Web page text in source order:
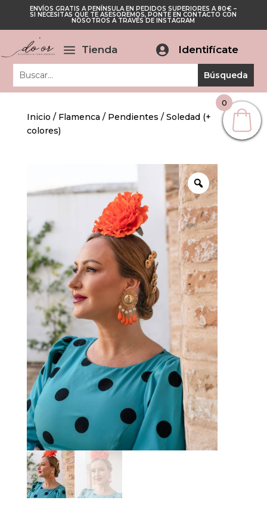
ENVÍOS GRATIS A PENÍNSULA EN PEDIDOS SUPERIORES A 80€ –
SI NECESITAS QUE TE ASESOREMOS, PONTE EN CONTACTO CON
NOSOTROS A TRAVÉS DE INSTAGRAM
a Tienda  Identifícate
Inicio / Flamenca / Pendientes / Soledad (+
colores)
0